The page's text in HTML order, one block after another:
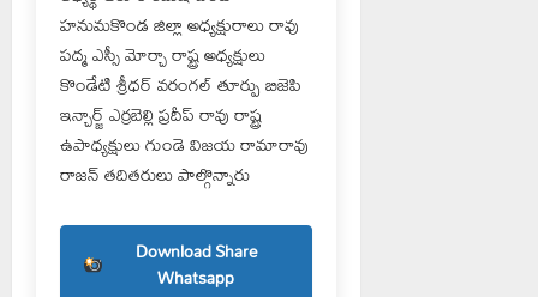
హనుమకొండ జిల్లా అధ్యక్షురాలు రావు
పద్మ ఎస్సీ మోర్చా రాష్ట్ర అధ్యక్షులు
కొండేటి శ్రీధర్ వరంగల్ తూర్పు బిజెపి
ఇన్చార్జ్ ఎర్రబెల్లి ప్రదీప్ రావు రాష్ట్ర
ఉపాధ్యక్షులు గుండె విజయ రామారావు
రాజన్ తదితరులు పాల్గొన్నారు
Download Share
Whatsapp